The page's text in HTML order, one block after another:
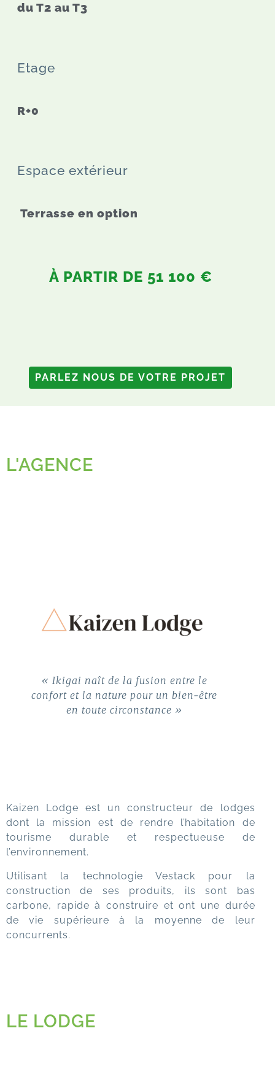
du T2 au T3
Etage
R+0
Espace extérieur
Terrasse en option
À PARTIR DE 51 100 €
PARLEZ NOUS DE VOTRE PROJET
L'AGENCE
« Ikigai naît de la fusion entre le
confort et la nature pour un bien-être
en toute circonstance »
Kaizen Lodge est un constructeur de lodges
dont la mission est de rendre l’habitation de
tourisme durable et respectueuse de
l’environnement.
Utilisant la technologie Vestack pour la
construction de ses produits, ils sont bas
carbone, rapide à construire et ont une durée
de vie supérieure à la moyenne de leur
concurrents.
LE LODGE